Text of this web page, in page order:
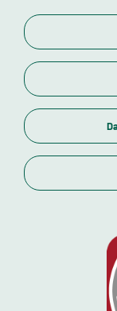
Unser
Standorte